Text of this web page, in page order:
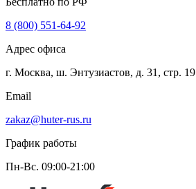
8 (800) 551-64-92
Адрес офиса
г. Москва, ш. Энтузиастов, д. 31, стр. 19
Email
zakaz@huter-rus.ru
График работы
Пн-Вс. 09:00-21:00